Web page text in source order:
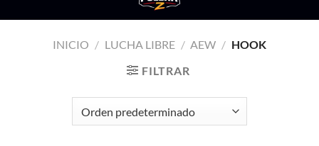
INICIO / LUCHA LIBRE / AEW / HOOK
FILTRAR